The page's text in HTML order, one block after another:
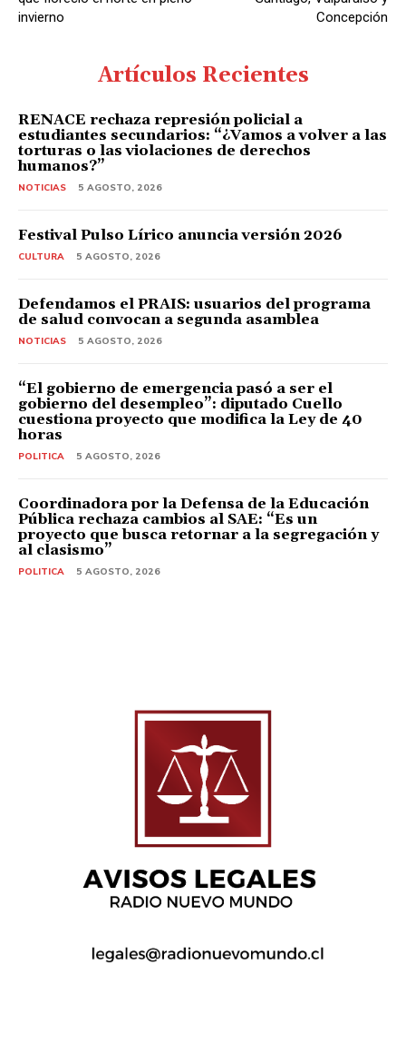
invierno
Concepción
Artículos Recientes
RENACE rechaza represión policial a
estudiantes secundarios: “¿Vamos a volver a las
torturas o las violaciones de derechos
humanos?”
NOTICIAS 5 AGOSTO, 2026
Festival Pulso Lírico anuncia versión 2026
CULTURA 5 AGOSTO, 2026
Defendamos el PRAIS: usuarios del programa
de salud convocan a segunda asamblea
NOTICIAS 5 AGOSTO, 2026
“El gobierno de emergencia pasó a ser el
gobierno del desempleo”: diputado Cuello
cuestiona proyecto que modifica la Ley de 40
horas
POLITICA 5 AGOSTO, 2026
Coordinadora por la Defensa de la Educación
Pública rechaza cambios al SAE: “Es un
proyecto que busca retornar a la segregación y
al clasismo”
POLITICA 5 AGOSTO, 2026